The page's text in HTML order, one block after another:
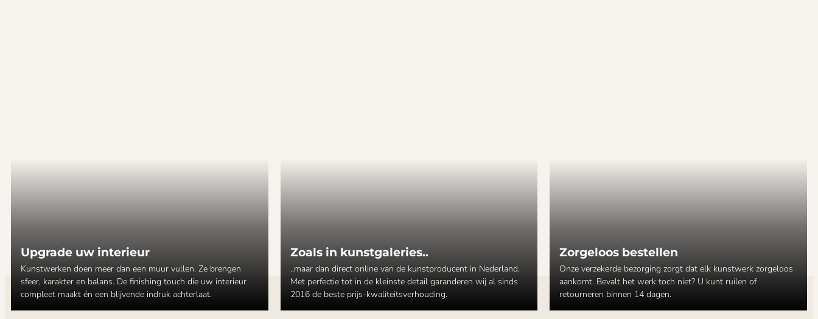
Upgrade uw interieur
Kunstwerken doen meer dan een muur vullen. Ze brengen
sfeer, karakter en balans. De finishing touch die uw interieur
compleet maakt én een blijvende indruk achterlaat.
Zoals in kunstgaleries..
..maar dan direct online van de kunstproducent in Nederland.
Met perfectie tot in de kleinste detail garanderen wij al sinds
2016 de beste prijs-kwaliteitsverhouding.
Zorgeloos bestellen
Onze verzekerde bezorging zorgt dat elk kunstwerk zorgeloos
aankomt. Bevalt het werk toch niet? U kunt ruilen of
retourneren binnen 14 dagen.